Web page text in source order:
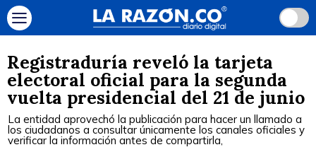
Registraduría reveló la tarjeta
electoral oficial para la segunda
vuelta presidencial del 21 de junio
La entidad aprovechó la publicación para hacer un llamado a
los ciudadanos a consultar únicamente los canales oficiales y
verificar la información antes de compartirla,